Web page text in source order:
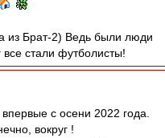
из Брат-2) Ведь были люди
все стали футболисты!
с осени 2022 года.
вокруг !